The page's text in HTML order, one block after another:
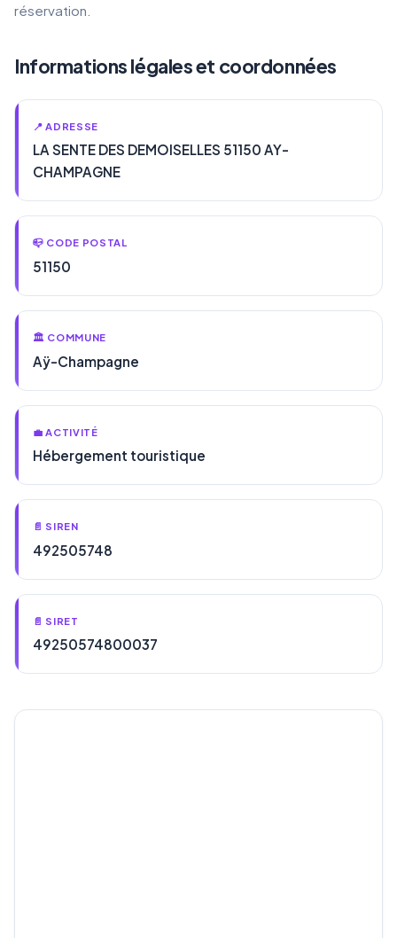
réservation.
Informations légales et coordonnées
📍 ADRESSE
LA SENTE DES DEMOISELLES 51150 AY-
CHAMPAGNE
📪 CODE POSTAL
51150
🏛️ COMMUNE
Aÿ-Champagne
💼 ACTIVITÉ
Hébergement touristique
📄 SIREN
492505748
📄 SIRET
49250574800037